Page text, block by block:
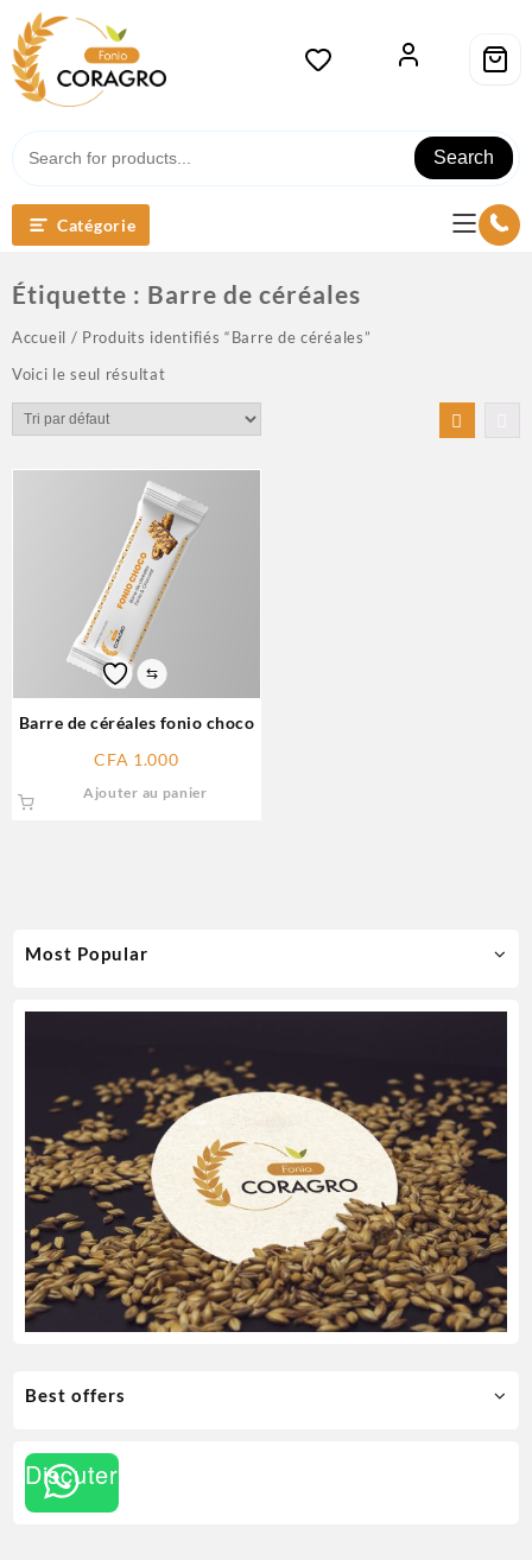
Search
Catégorie
Most Popular
Étiquette : Barre de céréales
Accueil / Produits identifiés “Barre de céréales”
Voici le seul résultat
⇆
Barre de céréales fonio choco
CFA 1.000
Ajouter au panier
Best offers
Discuter